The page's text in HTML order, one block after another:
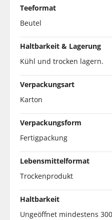
Teeformat
Beutel
Haltbarkeit & Lagerung
Kühl und trocken lagern.
Verpackungsart
Karton
Verpackungsform
Fertigpackung
Lebensmittelformat
Trockenprodukt
Haltbarkeit
Ungeöffnet mindestens